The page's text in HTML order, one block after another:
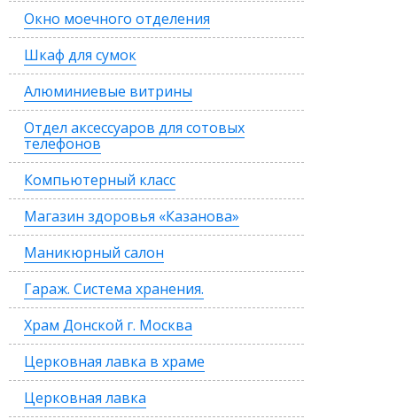
Окно моечного отделения
Шкаф для сумок
Алюминиевые витрины
Отдел аксессуаров для сотовых
телефонов
Компьютерный класс
Магазин здоровья «Казанова»
Маникюрный салон
Гараж. Система хранения.
Храм Донской г. Москва
Церковная лавка в храме
Церковная лавка